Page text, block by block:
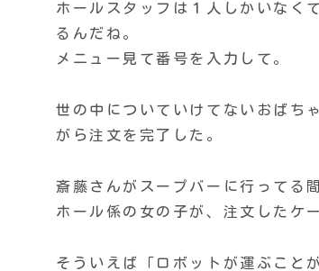
ホールスタッフは１人しかいなく
るんだね。
メニュー見て番号を入力して。
世の中についていけてないおばち
がら注文を完了した。
斎藤さんがスープバーに行ってる
ホール係の女の子が、注文したケ
そういえば「ロボットが運ぶこと